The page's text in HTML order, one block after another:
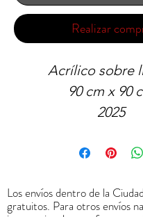
Realizar
Acrílico sobre
90 cm x 90
2025
Los envíos dentro de la
gratuitos. Para otros envíos